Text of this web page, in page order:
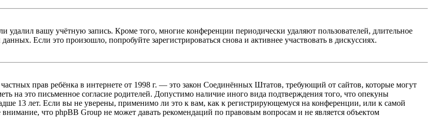
удалил вашу учётную запись. Кроме того, многие конференции периодически удаляют пользователей, длительное
Если это произошло, попробуйте зарегистрироваться снова и активнее участвовать в дискуссиях.
прав ребёнка в интернете от 1998 г. — это закон Соединённых Штатов, требующий от сайтов, которые могут
на это письменное согласие родителей. Допустимо наличие иного вида подтверждения того, что опекуны
13 лет. Если вы не уверены, применимо ли это к вам, как к регистрирующемуся на конференции, или к самой
что phpBB Group не может давать рекомендаций по правовым вопросам и не является объектом